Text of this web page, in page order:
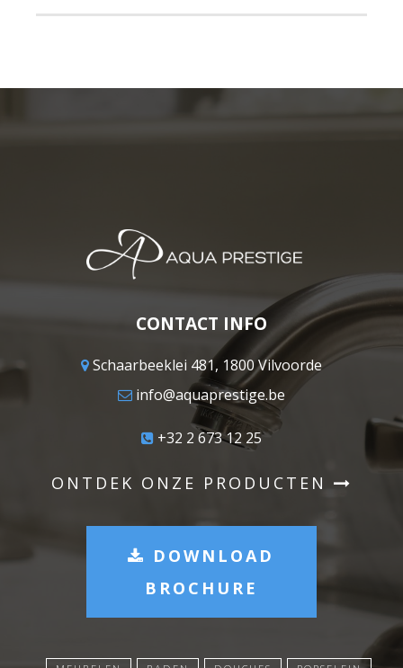
CONTACT INFO
Schaarbeeklei 481, 1800 Vilvoorde
info@aquaprestige.be
+32 2 673 12 25
ONTDEK ONZE PRODUCTEN
DOWNLOAD
BROCHURE